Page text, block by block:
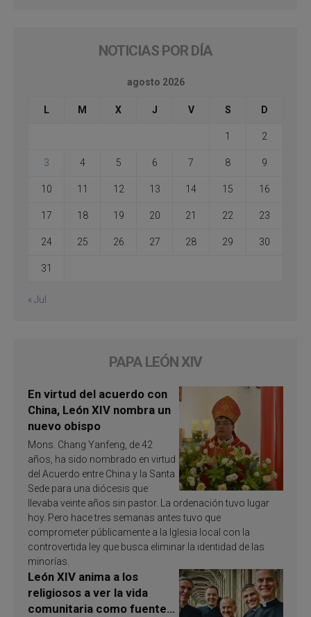
NOTICIAS POR DÍA
agosto 2026
L M X J V S D
1 2
3 4 5 6 7 8 9
10 11 12 13 14 15 16
17 18 19 20 21 22 23
24 25 26 27 28 29 30
31
« Jul
PAPA LEÓN XIV
En virtud del acuerdo con
China, León XIV nombra un
nuevo obispo
Mons. Chang Yanfeng, de 42
años, ha sido nombrado en virtud
del Acuerdo entre China y la Santa
Sede para una diócesis que
llevaba veinte años sin pastor. La ordenación tuvo lugar
hoy. Pero hace tres semanas antes tuvo que
comprometer públicamente a la Iglesia local con la
controvertida ley que busca eliminar la identidad de las
minorías.
León XIV anima a los
religiosos a ver la vida
comunitaria como fuente